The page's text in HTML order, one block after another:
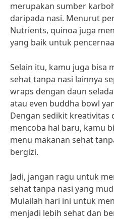
merupakan sumber
daripada nasi. Menurut
Nutrients, quinoa juga
yang baik untuk
Selain itu, kamu juga bisa
sehat tanpa nasi lainnya
wraps dengan daun
atau even buddha bowl
Dengan sedikit kreativitas
mencoba hal baru, kamu
menu makanan sehat
bergizi.
Jadi, jangan ragu untuk
sehat tanpa nasi yang
Mulailah hari ini untuk
menjadi lebih sehat dan